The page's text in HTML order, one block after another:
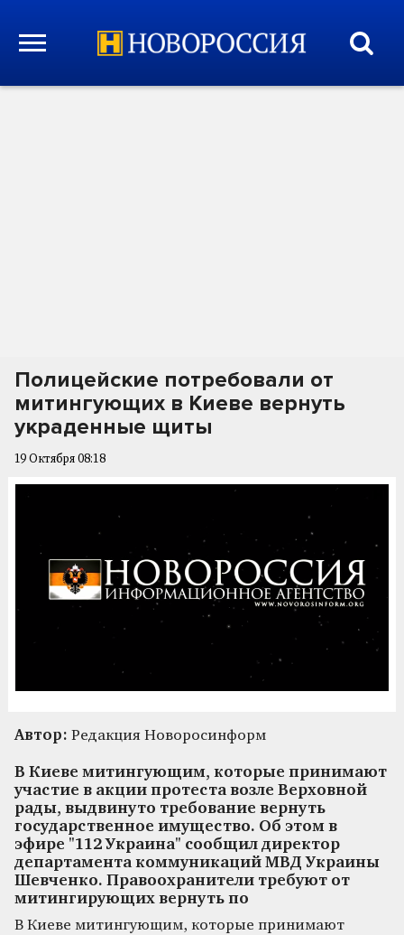
Полицейские потребовали от
митингующих в Киеве вернуть
украденные щиты
19 Октября 08:18
Автор: Редакция Новоросинформ
В Киеве митингующим, которые принимают
участие в акции протеста возле Верховной
рады, выдвинуто требование вернуть
государственное имущество. Об этом в
эфире "112 Украина" сообщил директор
департамента коммуникаций МВД Украины
Шевченко. Правоохранители требуют от
митингирующих вернуть по
В Киеве митингующим, которые принимают